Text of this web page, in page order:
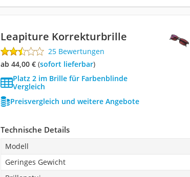
Leapiture Korrekturbrille
25 Bewertungen
ab 44,00 €( Sofort lieferbar)
Platz 2 im Brille für Farbenblinde
Vergleich
Preisvergleich und weitere Angebote
Technische Details
Modell
Geringes Gewicht